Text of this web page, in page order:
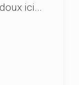
ici...